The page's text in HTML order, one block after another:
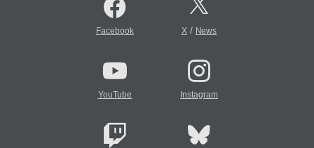
Facebook X/ News
YouTube Instagram